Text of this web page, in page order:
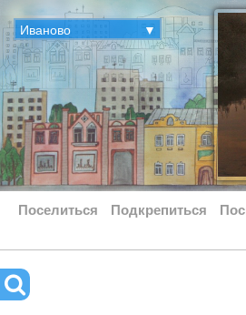
Иваново ▼
Поселиться Подкрепиться